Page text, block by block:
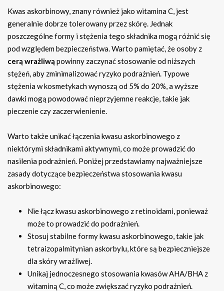
Kwas askorbinowy, znany również jako witamina C, jest
generalnie dobrze tolerowany przez skórę. Jednak
poszczególne formy i stężenia tego składnika mogą różnić się
pod względem bezpieczeństwa. Warto pamiętać, że osoby z
cerą wrażliwą powinny zaczynać stosowanie od niższych
stężeń, aby zminimalizować ryzyko podrażnień. Typowe
stężenia w kosmetykach wynoszą od 5% do 20%, a wyższe
dawki mogą powodować nieprzyjemne reakcje, takie jak
pieczenie czy zaczerwienienie.
Warto także unikać łączenia kwasu askorbinowego z
niektórymi składnikami aktywnymi, co może prowadzić do
nasilenia podrażnień. Poniżej przedstawiamy najważniejsze
zasady dotyczące bezpieczeństwa stosowania kwasu
askorbinowego:
Nie łącz kwasu askorbinowego z retinoidami, ponieważ
może to prowadzić do podrażnień.
Stosuj stabilne formy kwasu askorbinowego, takie jak
tetraizopalmitynian askorbylu, które są bezpieczniejsze
dla skóry wrażliwej.
Unikaj jednoczesnego stosowania kwasów AHA/BHA z
witaminą C, co może zwiększać ryzyko podrażnień.